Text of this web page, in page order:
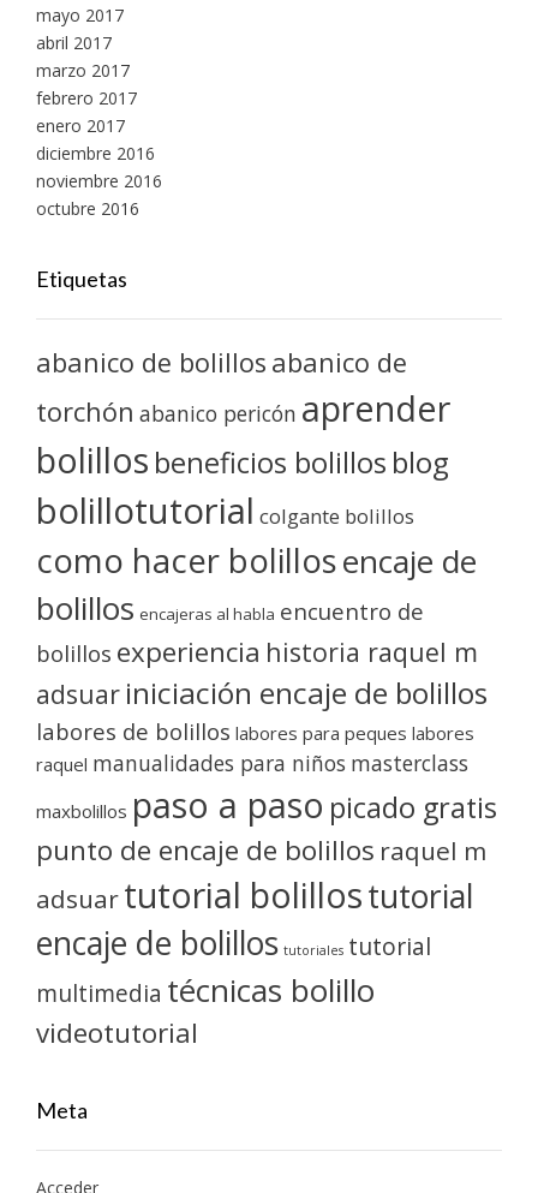
mayo 2017
abril 2017
marzo 2017
febrero 2017
enero 2017
diciembre 2016
noviembre 2016
octubre 2016
Etiquetas
abanico de bolillos abanico de
torchón abanico pericón aprender
bolillos beneficios bolillos blog
bolillotutorial colgante bolillos
como hacer bolillosencaje de
bolillos encajeras al habla encuentro de
bolillos experiencia historia raquel m
adsuar iniciación encaje de bolillos
labores de bolillos labores para peques labores
raquel manualidades para niños masterclass
maxbolillos paso a paso picado gratis
punto de encaje de bolillos raquel m
adsuartutorial bolillostutorial
encaje de bolillos tutoriales tutorial
multimedia técnicas bolillo
videotutorial
Meta
Acceder